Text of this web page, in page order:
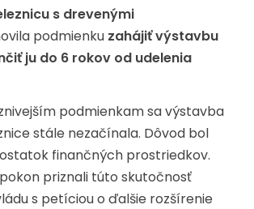
s drevenými
podmienku zahájiť výstavbu
ju do 6 rokov od udelenia
podmienkam sa výstavba
stále nezačínala. Dôvod bol
finančných prostriedkov.
priznali túto skutočnosť
s petíciou o ďalšie rozšírenie